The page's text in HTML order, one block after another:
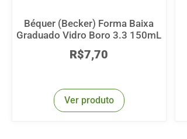
Béquer (Becker) Forma Baixa
Graduado Vidro Boro 3.3 150mL
R$7,70
Ver produto